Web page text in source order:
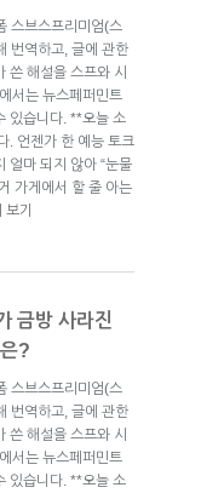
스브스프리미엄(스
번역하고, 글에 관한
쓴 해설을 스프와 시
서는 뉴스페퍼민트
있습니다. **오늘 소
. 언젠가 한 예능 토크
얼마 되지 않아 “눈물
가게에서 할 줄 아는
보기
금방 사라진
?
스브스프리미엄(스
번역하고, 글에 관한
쓴 해설을 스프와 시
서는 뉴스페퍼민트
있습니다. **오늘 소